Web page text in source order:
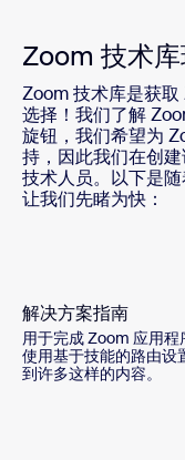
Zoom 技术库
Zoom 技术库是获
选择！我们了解
旋钮，我们希望为
持，因此我们在创
技术人员。以下是
让我们先睹为快：
解决方案指南
用于完成 Zoom 应用
使用基于技能的路由设
到许多这样的内容。